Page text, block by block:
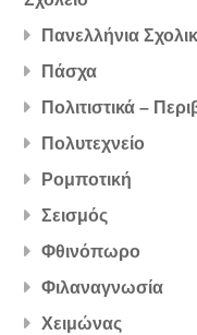
Πανελλήνια
Πάσχα
Πολιτιστικά –
Πολυτεχνείο
Ρομποτική
Σεισμός
Φθινόπωρο
Φιλαναγνωσία
Χειμώνας